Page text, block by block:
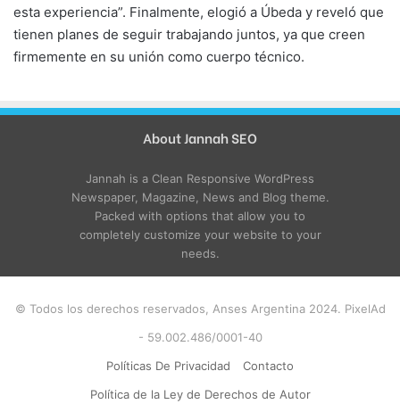
esta experiencia”. Finalmente, elogió a Úbeda y reveló que
tienen planes de seguir trabajando juntos, ya que creen
firmemente en su unión como cuerpo técnico.
About Jannah SEO
Jannah is a Clean Responsive WordPress
Newspaper, Magazine, News and Blog theme.
Packed with options that allow you to
completely customize your website to your
needs.
© Todos los derechos reservados, Anses Argentina 2024. PixelAd
- 59.002.486/0001-40
Políticas De Privacidad
Contacto
Política de la Ley de Derechos de Autor